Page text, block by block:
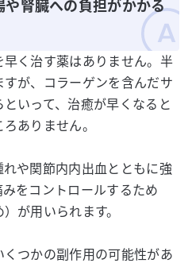
や腎臓への負担がかかる
く治す薬はありません。半
が、コラーゲンを含んだサ
いって、治癒が早くなると
ありません。
や関節内内出血とともに強
をコントロールするため
が用いられます。
つかの副作用の可能性があ